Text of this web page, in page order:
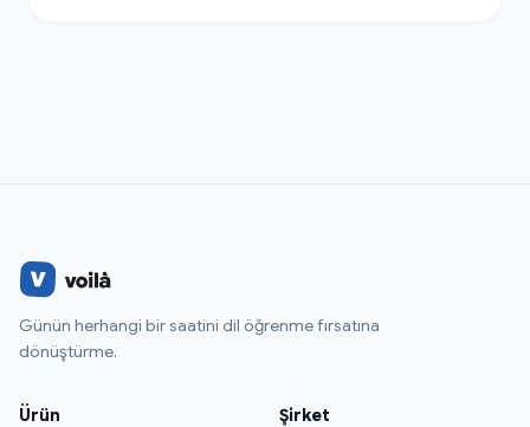
Günün herhangi bir saatini dil öğrenme fırsatına
dönüştürme.
Ürün
Şirket